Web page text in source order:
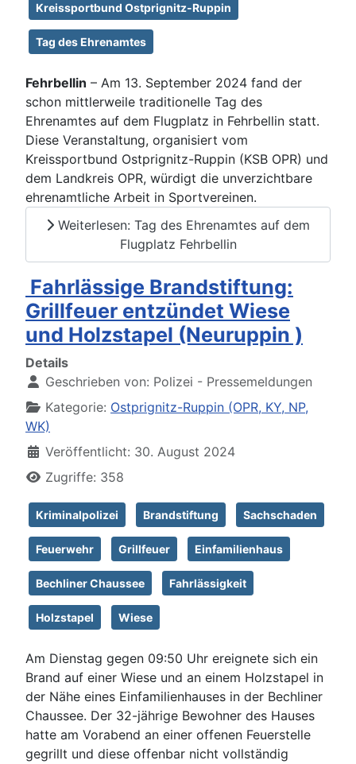
Kreissportbund Ostprignitz-Ruppin
Tag des Ehrenamtes
Fehrbellin – Am 13. September 2024 fand der
schon mittlerweile traditionelle Tag des
Ehrenamtes auf dem Flugplatz in Fehrbellin statt.
Diese Veranstaltung, organisiert vom
Kreissportbund Ostprignitz-Ruppin (KSB OPR) und
dem Landkreis OPR, würdigt die unverzichtbare
ehrenamtliche Arbeit in Sportvereinen.
Weiterlesen: Tag des Ehrenamtes auf dem
Flugplatz Fehrbellin
Fahrlässige Brandstiftung:
Grillfeuer entzündet Wiese
und Holzstapel (Neuruppin )
Details
Geschrieben von: Polizei - Pressemeldungen
Kategorie: Ostprignitz-Ruppin (OPR, KY, NP,
WK)
Veröffentlicht: 30. August 2024
Zugriffe: 358
Kriminalpolizei Brandstiftung Sachschaden
Feuerwehr Grillfeuer Einfamilienhaus
Bechliner Chaussee Fahrlässigkeit
Holzstapel Wiese
Am Dienstag gegen 09:50 Uhr ereignete sich ein
Brand auf einer Wiese und an einem Holzstapel in
der Nähe eines Einfamilienhauses in der Bechliner
Chaussee. Der 32-jährige Bewohner des Hauses
hatte am Vorabend an einer offenen Feuerstelle
gegrillt und diese offenbar nicht vollständig